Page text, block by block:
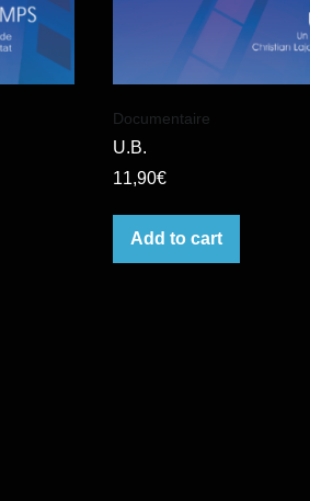
Documentaire
U.B.
11,90€
Add to cart